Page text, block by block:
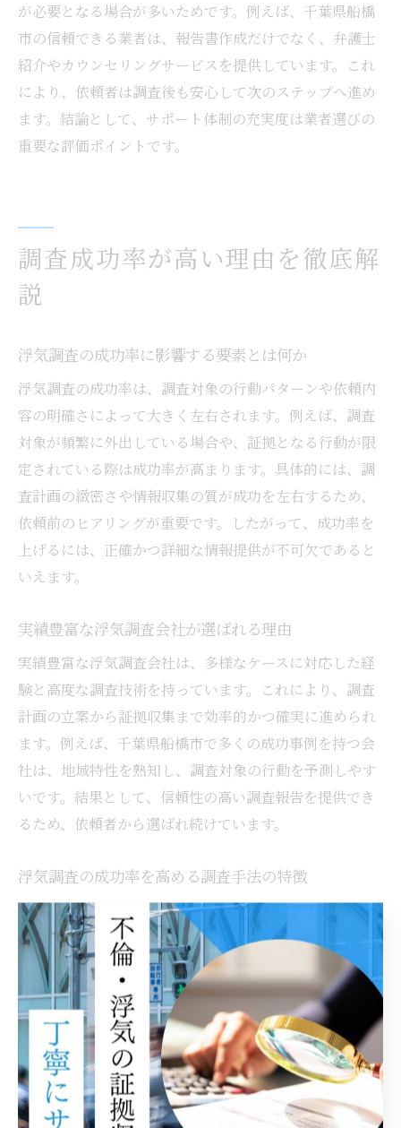
が必要となる場合が多いためです。例えば、千葉県船橋
市の信頼できる業者は、報告書作成だけでなく、弁護士
紹介やカウンセリングサービスを提供しています。これ
により、依頼者は調査後も安心して次のステップへ進め
ます。結論として、サポート体制の充実度は業者選びの
重要な評価ポイントです。
調査成功率が高い理由を徹底解
説
浮気調査の成功率に影響する要素とは何か
浮気調査の成功率は、調査対象の行動パターンや依頼内
容の明確さによって大きく左右されます。例えば、調査
対象が頻繁に外出している場合や、証拠となる行動が限
定されている際は成功率が高まります。具体的には、調
査計画の緻密さや情報収集の質が成功を左右するため、
依頼前のヒアリングが重要です。したがって、成功率を
上げるには、正確かつ詳細な情報提供が不可欠であると
いえます。
実績豊富な浮気調査会社が選ばれる理由
実績豊富な浮気調査会社は、多様なケースに対応した経
験と高度な調査技術を持っています。これにより、調査
計画の立案から証拠収集まで効率的かつ確実に進められ
ます。例えば、千葉県船橋市で多くの成功事例を持つ会
社は、地域特性を熟知し、調査対象の行動を予測しやす
いです。結果として、信頼性の高い調査報告を提供でき
るため、依頼者から選ばれ続けています。
浮気調査の成功率を高める調査手法の特徴
成功率を高める調査手法には、GPS追跡や張り込み調
査、聞き込み調査などがあり、それぞれの手法を組み合
わせることで証拠収集の精度が向上します。具体例とし
ては、GPSで移動経路を把握しつつ、対象者の行動時間
帯に合わせて張り込みを行う方法があります。このよう
な多角的アプローチにより、見落としを防ぎつつ、効率
的に証拠を押さえられるため、成功率が高まるのです。
成功率が高い浮気調査会社の見極め方